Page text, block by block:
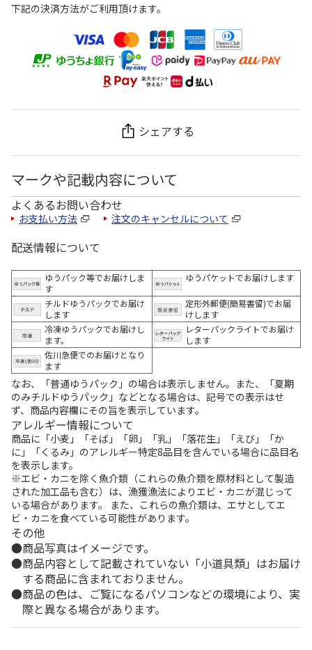
下記の決済方法がご利用頂けます。
シェアする
マークや記載内容について
よくあるお問い合わせ
お支払い方法 注文のキャンセルについて
配送情報について
ゆうパック等でお届けしま
す
ゆうパケットでお届けします
チルドゆうパックでお届け
します
定形外郵便(簡易書留)でお届
けします
冷凍ゆうパックでお届けし
ます。
レターパックライトでお届け
します
佐川急便でのお届けとなり
ます
なお、「普通ゆうパック」の場合は表示しません。また、「夏期
のみチルドゆうパック」などとなる場合は、記号での表示はせ
ず、商品内容欄にその旨を表示しています。
アレルギー情報について
商品に「小麦」「そば」「卵」「乳」「落花生」「えび」「か
に」「くるみ」のアレルギー特定8品目を含んでいる場合に品目名
を表示します。
※エビ・カニを除く魚介類（これらの魚介類を原材料として製造
された加工品も含む）は、漁獲漁法によりエビ・カニが混じって
いる場合があります。 また、これらの魚介類は、エサとしてエ
ビ・カニを食べている可能性があります。
その他
商品写真はイメージです。
商品内容として記載されていない「小道具類」はお届け
する商品に含まれておりません。
商品の色は、ご覧になるパソコンなどの環境により、実
際と異なる場合があります。